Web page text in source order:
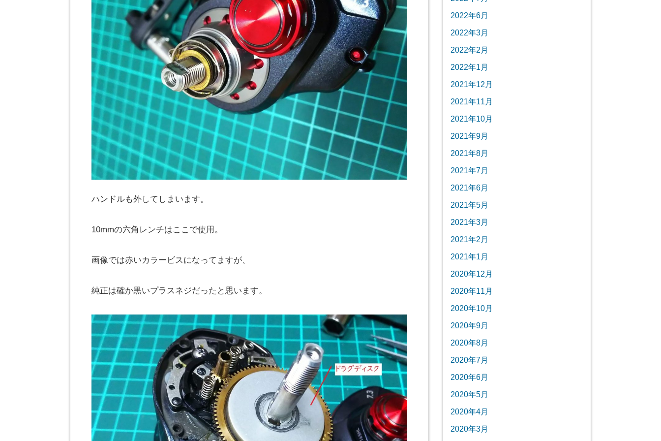
ハンドルも外してしまいます。
10mmの六角レンチはここで使用。
画像では赤いカラービスになってますが、
純正は確か黒いプラスネジだったと思います。
2022年6月
2022年3月
2022年2月
2022年1月
2021年12月
2021年11月
2021年10月
2021年9月
2021年8月
2021年7月
2021年6月
2021年5月
2021年3月
2021年2月
2021年1月
2020年12月
2020年11月
2020年10月
2020年9月
2020年8月
2020年7月
2020年6月
2020年5月
2020年4月
2020年3月